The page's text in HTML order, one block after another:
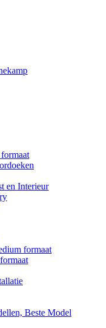
en Interieur
formaat
Beste Model